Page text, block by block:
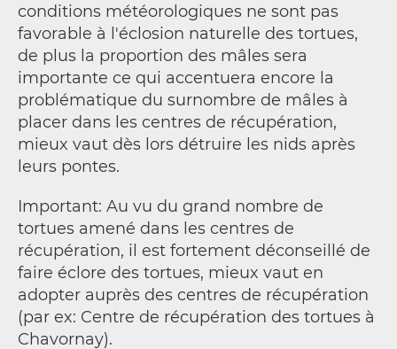
conditions météorologiques ne sont pas
favorable à l'éclosion naturelle des tortues,
de plus la proportion des mâles sera
importante ce qui accentuera encore la
problématique du surnombre de mâles à
placer dans les centres de récupération,
mieux vaut dès lors détruire les nids après
leurs pontes.
Important: Au vu du grand nombre de
tortues amené dans les centres de
récupération, il est fortement déconseillé de
faire éclore des tortues, mieux vaut en
adopter auprès des centres de récupération
(par ex: Centre de récupération des tortues à
Chavornay).